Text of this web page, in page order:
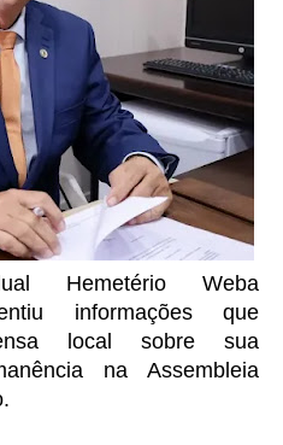
Hemetério Weba
informações que
local sobre sua
na Assembleia